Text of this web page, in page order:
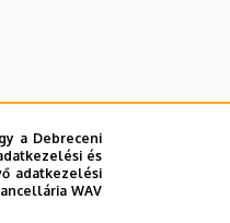
a Debreceni
és
adatkezelési
WAV